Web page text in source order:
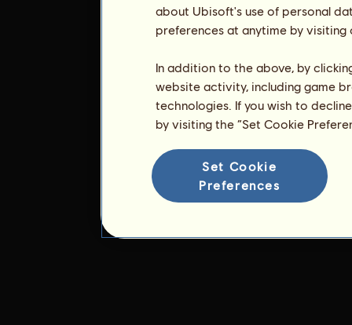
about Ubisoft's use of personal
preferences at anytime by
In addition to the above, by
website activity, including game
technologies. If you wish to
by visiting the “Set Cookie
Set Cookie
Preferences